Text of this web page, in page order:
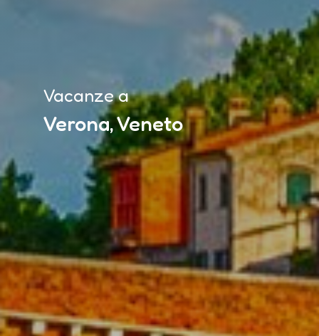
Vacanze a
Verona, Veneto